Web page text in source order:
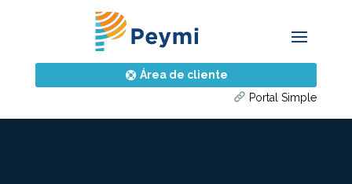
Área de cliente
Portal Simple